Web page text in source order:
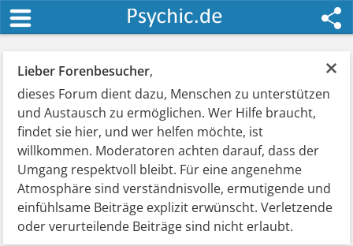
×
Lieber Forenbesucher,
dieses Forum dient dazu, Menschen zu unterstützen
und Austausch zu ermöglichen. Wer Hilfe braucht,
findet sie hier, und wer helfen möchte, ist
willkommen. Moderatoren achten darauf, dass der
Umgang respektvoll bleibt. Für eine angenehme
Atmosphäre sind verständnisvolle, ermutigende und
einfühlsame Beiträge explizit erwünscht. Verletzende
oder verurteilende Beiträge sind nicht erlaubt.